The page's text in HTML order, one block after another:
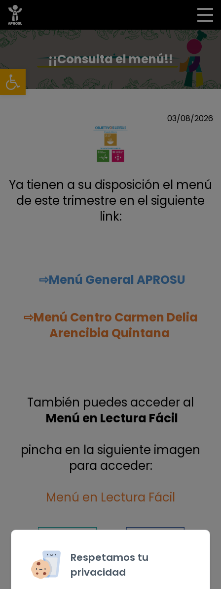
Abrir barra de herramientas
¡¡Consulta el menú!!
03/08/2026
Ya tienen a su disposición el menú
de este trimestre en el siguiente
link:
⇨Menú General APROSU
⇨Menú Centro Carmen Delia
Arencibia Quintana
También puedes acceder al
Menú en Lectura Fácil
pincha en la siguiente imagen
para acceder:
Menú en Lectura Fácil
Respetamos tu
privacidad